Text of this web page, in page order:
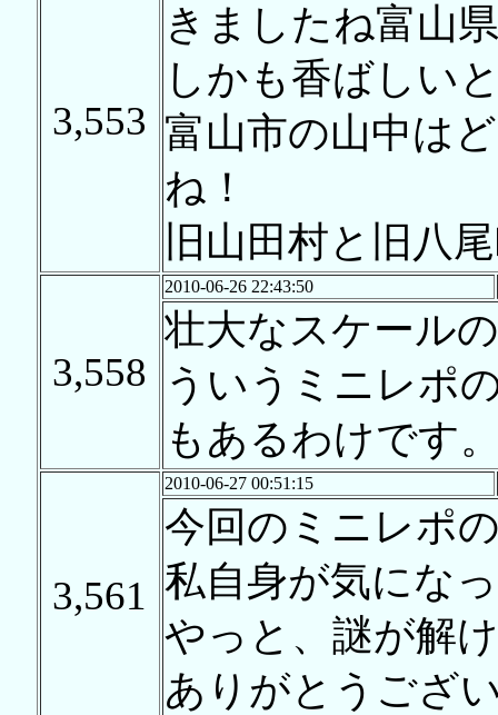
3,553
きましたね富山
しかも香ばしい
富山市の山中は
ね！
旧山田村と旧八
3,558
2010-06-26 22:43:50
壮大なスケール
ういうミニレポ
もあるわけです
3,561
2010-06-27 00:51:15
今回のミニレポ
私自身が気にな
やっと、謎が解
ありがとうござ